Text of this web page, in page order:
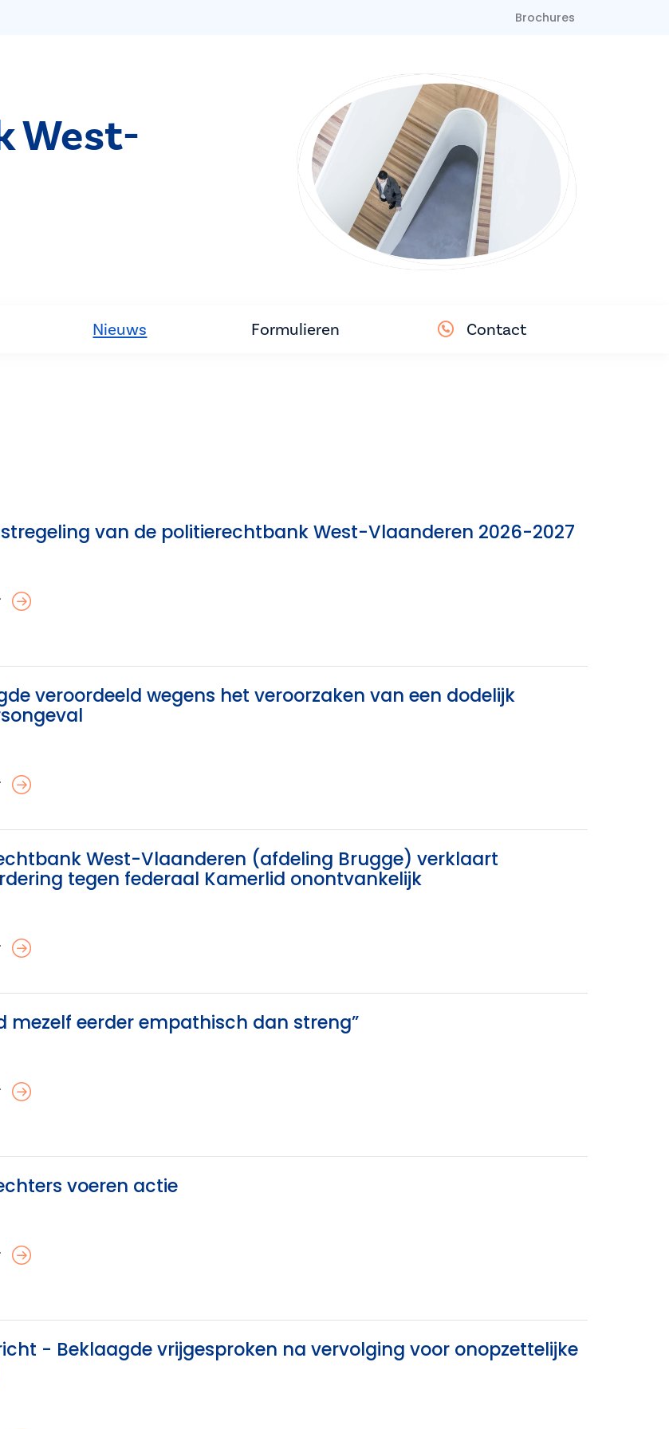
Brochures
West-
Nieuws Formulieren Contact
van de politierechtbank West-Vlaanderen 2026-2027
veroordeeld wegens het veroorzaken van een dodelijk
West-Vlaanderen (afdeling Brugge) verklaart
tegen federaal Kamerlid onontvankelijk
mezelf eerder empathisch dan streng”
voeren actie
- Beklaagde vrijgesproken na vervolging voor onopzettelijke